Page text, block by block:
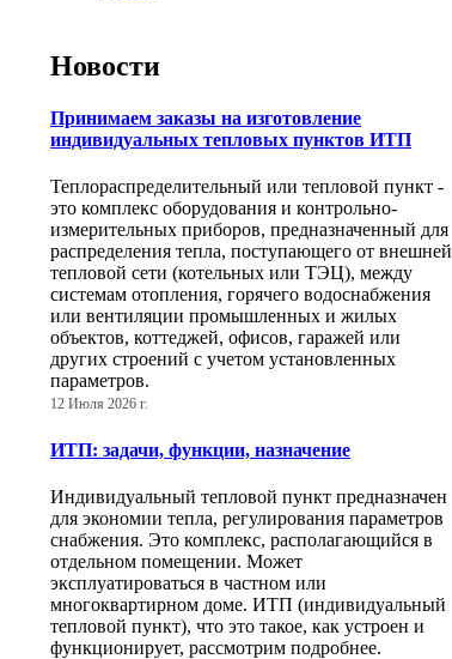
Новости
Принимаем заказы на изготовление
индивидуальных тепловых пунктов ИТП
Теплораспределительный или тепловой пункт -
это комплекс оборудования и контрольно-
измерительных приборов, предназначенный для
распределения тепла, поступающего от внешней
тепловой сети (котельных или ТЭЦ), между
системам отопления, горячего водоснабжения
или вентиляции промышленных и жилых
объектов, коттеджей, офисов, гаражей или
других строений с учетом установленных
параметров.
12 Июля 2026 г.
ИТП: задачи, функции, назначение
Индивидуальный тепловой пункт предназначен
для экономии тепла, регулирования параметров
снабжения. Это комплекс, располагающийся в
отдельном помещении. Может
эксплуатироваться в частном или
многоквартирном доме. ИТП (индивидуальный
тепловой пункт), что это такое, как устроен и
функционирует, рассмотрим подробнее.